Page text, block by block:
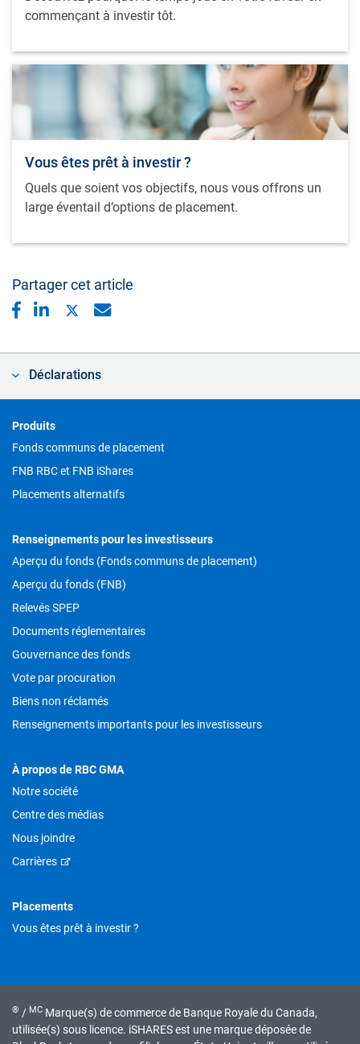
commençant à investir tôt.
Vous êtes prêt à investir ?
Quels que soient vos objectifs, nous vous offrons un
large éventail d’options de placement.
Partager cet article
Déclarations
Footer
Produits
Fonds communs de placement
FNB RBC et FNB iShares
Placements alternatifs
Renseignements pour les investisseurs
Aperçu du fonds (Fonds communs de placement)
Aperçu du fonds (FNB)
Relevés SPEP
Documents réglementaires
Gouvernance des fonds
Vote par procuration
Biens non réclamés
Renseignements importants pour les investisseurs
À propos de RBC GMA
Notre société
Centre des médias
Nous joindre
Carrières
Placements
Vous êtes prêt à investir ?
® / MC Marque(s) de commerce de Banque Royale du Canada,
utilisée(s) sous licence. iSHARES est une marque déposée de